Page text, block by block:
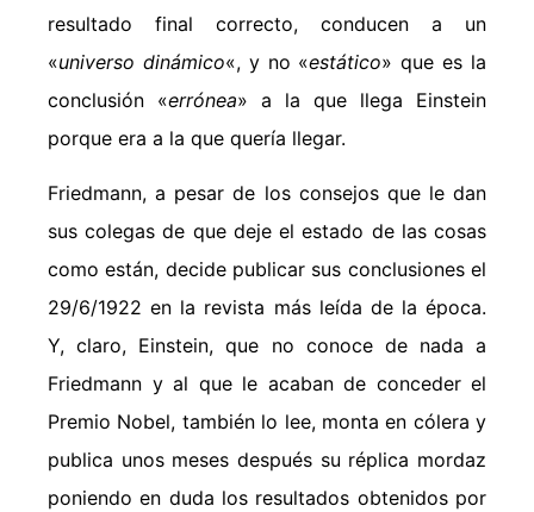
resultado final correcto, conducen a un
«universo dinámico«, y no «estático» que es la
conclusión «errónea» a la que llega Einstein
porque era a la que quería llegar.
Friedmann, a pesar de los consejos que le dan
sus colegas de que deje el estado de las cosas
como están, decide publicar sus conclusiones el
29/6/1922 en la revista más leída de la época.
Y, claro, Einstein, que no conoce de nada a
Friedmann y al que le acaban de conceder el
Premio Nobel, también lo lee, monta en cólera y
publica unos meses después su réplica mordaz
poniendo en duda los resultados obtenidos por